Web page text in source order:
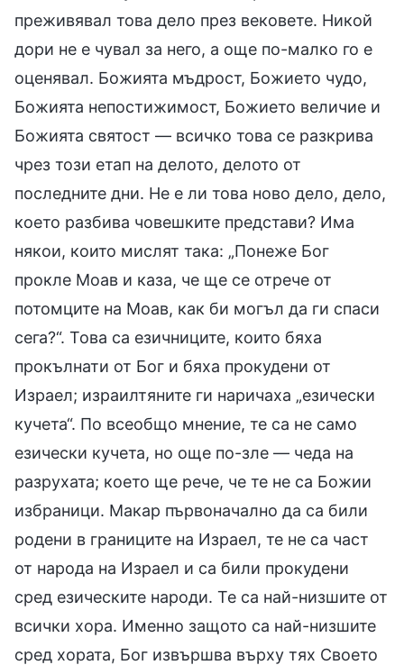
преживявал това дело през вековете. Никой
дори не е чувал за него, а още по-малко го е
оценявал. Божията мъдрост, Божието чудо,
Божията непостижимост, Божието величие и
Божията святост — всичко това се разкрива
чрез този етап на делото, делото от
последните дни. Не е ли това ново дело, дело,
което разбива човешките представи? Има
някои, които мислят така: „Понеже Бог
прокле Моав и каза, че ще се отрече от
потомците на Моав, как би могъл да ги спаси
сега?“. Това са езичниците, които бяха
прокълнати от Бог и бяха прокудени от
Израел; израилтяните ги наричаха „езически
кучета“. По всеобщо мнение, те са не само
езически кучета, но още по-зле — чеда на
разрухата; което ще рече, че те не са Божии
избраници. Макар първоначално да са били
родени в границите на Израел, те не са част
от народа на Израел и са били прокудени
сред езическите народи. Те са най-низшите от
всички хора. Именно защото са най-низшите
сред хората, Бог извършва върху тях Своето